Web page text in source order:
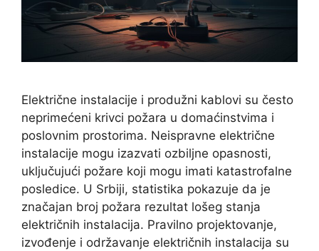
Električne instalacije i produžni kablovi su često
neprimećeni krivci požara u domaćinstvima i
poslovnim prostorima. Neispravne električne
instalacije mogu izazvati ozbiljne opasnosti,
uključujući požare koji mogu imati katastrofalne
posledice. U Srbiji, statistika pokazuje da je
značajan broj požara rezultat lošeg stanja
električnih instalacija. Pravilno projektovanje,
izvođenje i održavanje električnih instalacija su